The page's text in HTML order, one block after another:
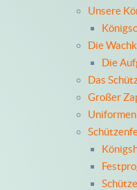
Unsere
Die
Die
Das
Großer
Uniformen